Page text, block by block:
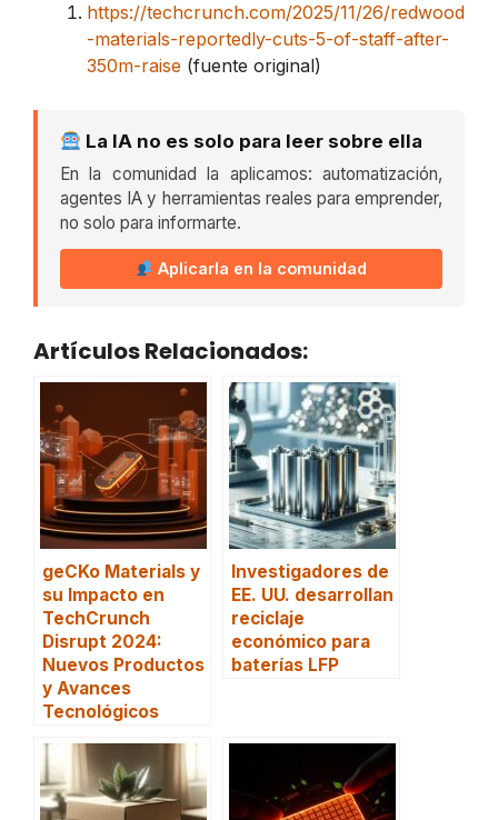
https://techcrunch.com/2025/11/26/redwood
-materials-reportedly-cuts-5-of-staff-after-
350m-raise (fuente original)
La IA no es solo para leer sobre ella
En la comunidad la aplicamos: automatización,
agentes IA y herramientas reales para emprender,
no solo para informarte.
Aplicarla en la comunidad
Artículos Relacionados:
geCKo Materials y
su Impacto en
TechCrunch
Disrupt 2024:
Nuevos Productos
y Avances
Tecnológicos
Investigadores de
EE. UU. desarrollan
reciclaje
económico para
baterías LFP